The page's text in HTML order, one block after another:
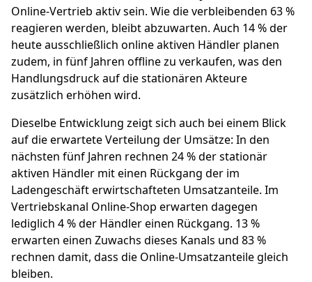
Online-Vertrieb aktiv sein. Wie die verbleibenden 63 %
reagieren werden, bleibt abzuwarten. Auch 14 % der
heute ausschließlich online aktiven Händler planen
zudem, in fünf Jahren offline zu verkaufen, was den
Handlungsdruck auf die stationären Akteure
zusätzlich erhöhen wird.
Dieselbe Entwicklung zeigt sich auch bei einem Blick
auf die erwartete Verteilung der Umsätze: In den
nächsten fünf Jahren rechnen 24 % der stationär
aktiven Händler mit einen Rückgang der im
Ladengeschäft erwirtschafteten Umsatzanteile. Im
Vertriebskanal Online-Shop erwarten dagegen
lediglich 4 % der Händler einen Rückgang. 13 %
erwarten einen Zuwachs dieses Kanals und 83 %
rechnen damit, dass die Online-Umsatzanteile gleich
bleiben.